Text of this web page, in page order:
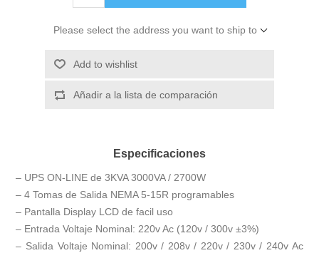
Please select the address you want to ship to
Add to wishlist
Añadir a la lista de comparación
Especificaciones
– UPS ON-LINE de 3KVA 3000VA / 2700W
– 4 Tomas de Salida NEMA 5-15R programables
– Pantalla Display LCD de facil uso
– Entrada Voltaje Nominal: 220v Ac (120v / 300v ±3%)
– Salida Voltaje Nominal: 200v / 208v / 220v / 230v / 240v Ac